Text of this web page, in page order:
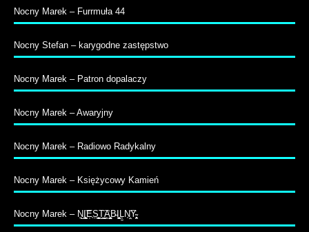
Nocny Marek – Furrmuła 44
Nocny Stefan – karygodne zastępstwo
Nocny Marek – Patron dopalaczy
Nocny Marek – Awaryjny
Nocny Marek – Radiowo Radykalny
Nocny Marek – Księżycowy Kamień
Nocny Marek – N̠̲I͚̠̝̭͝E̹̩S̤̺̹̦̮͉͍T̬͇̭͉̖͡A̭͔̳̪̳̟̤B̵I̧̦̫͕̹̰ͅĻ̼N̩̞̤͡Y̴̹̥̜̭͕̱